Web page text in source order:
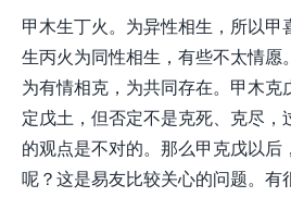
甲木生丁火。为异性相生，所以甲
生丙火为同性相生，有些不太情愿
为有情相克，为共同存在。甲木克
定戊土，但否定不是克死、克尽，
的观点是不对的。那么甲克戊以后
呢？这是易友比较关心的问题。有